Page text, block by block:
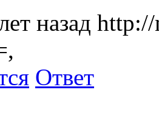
назад http://
Ответ